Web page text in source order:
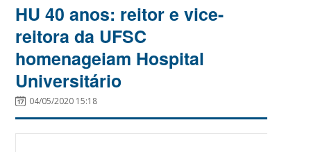
HU 40 anos: reitor e vice-
reitora da UFSC
homenageiam Hospital
Universitário
04/05/2020 15:18